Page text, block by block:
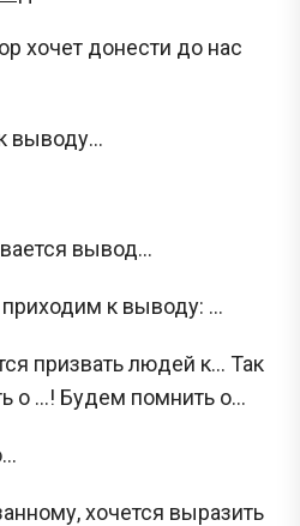
хочет донести до нас
выводу...
вывод…
к выводу: …
призвать людей к… Так
о ...! Будем помнить о...
хочется выразить